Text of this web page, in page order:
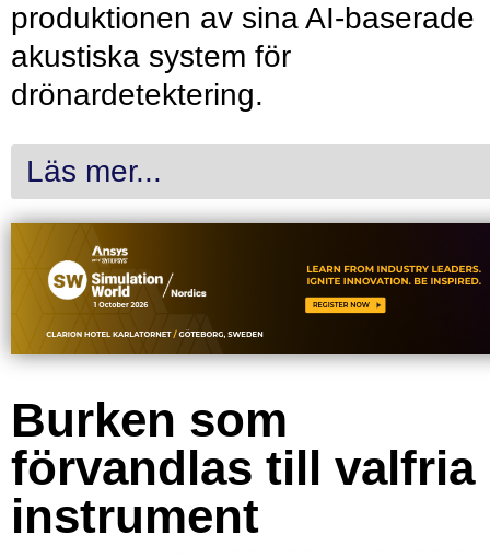
produktionen av sina AI-baserade
akustiska system för
drönardetektering.
Läs mer...
Burken som
förvandlas till valfria
instrument